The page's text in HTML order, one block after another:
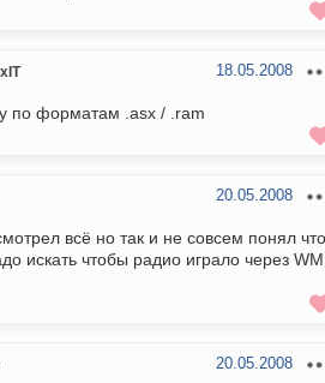
18.05.2008
по форматам .asx / .ram
20.05.2008
всё но так и не совсем понял что
искать чтобы радио играло через
20.05.2008